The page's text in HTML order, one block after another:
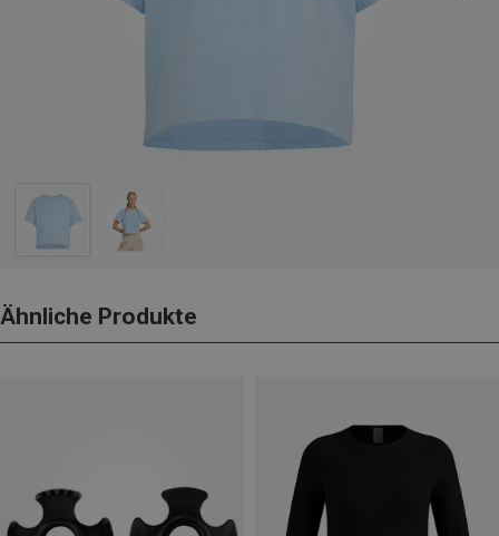
Ähnliche Produkte